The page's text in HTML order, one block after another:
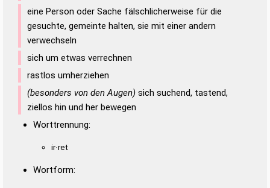
eine Person oder Sache fälschlicherweise für die
gesuchte, gemeinte halten, sie mit einer andern
verwechseln
sich um etwas verrechnen
rastlos umherziehen
(besonders von den Augen) sich suchend, tastend,
ziellos hin und her bewegen
Worttrennung:
ir·ret
Wortform: